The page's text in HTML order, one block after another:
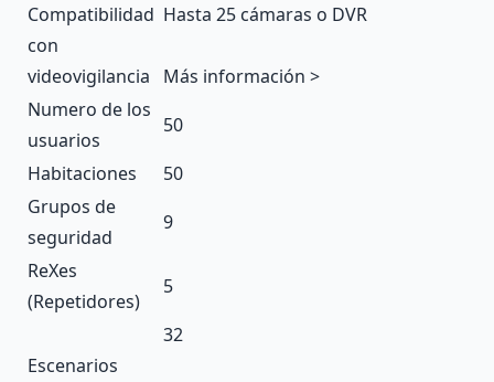
Compatibilidad
con
videovigilancia
Hasta 25 cámaras o DVR
Más información >
Numero de los
usuarios
50
Habitaciones
50
Grupos de
seguridad
9
ReXes
(Repetidores)
5
Escenarios
32